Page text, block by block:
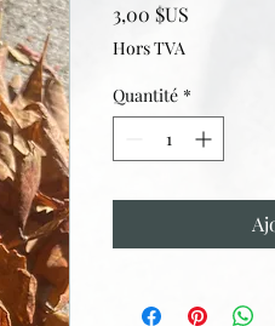
3,00 $US
Hors TVA
Quantité *